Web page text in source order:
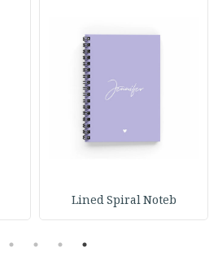
Lined Spiral Noteb
1
2
3
4